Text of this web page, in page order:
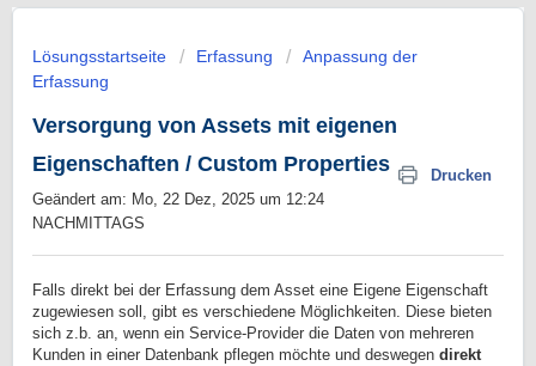
Lösungsstartseite Erfassung
Anpassung der
Erfassung
Versorgung von Assets mit eigenen
Eigenschaften / Custom Properties
Drucken
Geändert am: Mo, 22 Dez, 2025 um 12:24
NACHMITTAGS
Falls direkt bei der Erfassung dem Asset eine Eigene Eigenschaft
zugewiesen soll, gibt es verschiedene Möglichkeiten. Diese bieten
sich z.b. an, wenn ein Service-Provider die Daten von mehreren
Kunden in einer Datenbank pflegen möchte und deswegen direkt